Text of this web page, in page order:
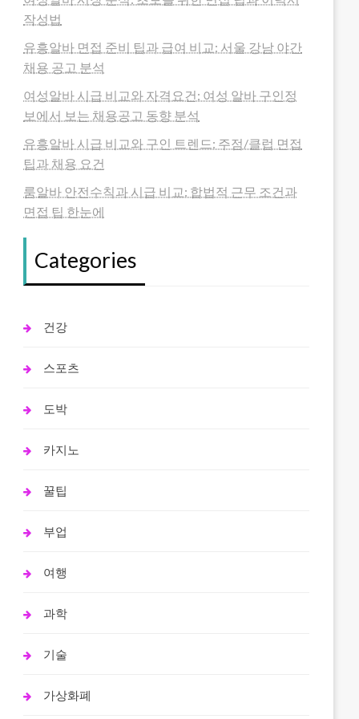
작성법
유흥알바 면접 준비 팁과 급여 비교: 서울 강남 야간
채용 공고 분석
여성알바 시급 비교와 자격요건: 여성 알바 구인정
보에서 보는 채용공고 동향 분석
유흥알바 시급 비교와 구인 트렌드: 주점/클럽 면접
팁과 채용 요건
룸알바 안전수칙과 시급 비교: 합법적 근무 조건과
면접 팁 한눈에
Categories
건강
스포츠
도박
카지노
꿀팁
부업
여행
과학
기술
가상화폐